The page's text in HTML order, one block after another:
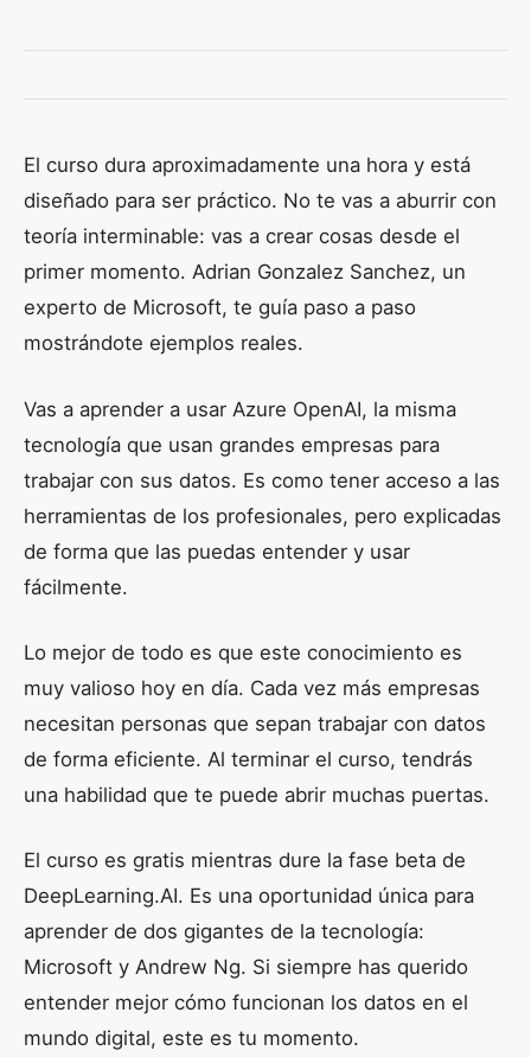
El curso dura aproximadamente una hora y está
diseñado para ser práctico. No te vas a aburrir con
teoría interminable: vas a crear cosas desde el
primer momento. Adrian Gonzalez Sanchez, un
experto de Microsoft, te guía paso a paso
mostrándote ejemplos reales.
Vas a aprender a usar Azure OpenAI, la misma
tecnología que usan grandes empresas para
trabajar con sus datos. Es como tener acceso a las
herramientas de los profesionales, pero explicadas
de forma que las puedas entender y usar
fácilmente.
Lo mejor de todo es que este conocimiento es
muy valioso hoy en día. Cada vez más empresas
necesitan personas que sepan trabajar con datos
de forma eficiente. Al terminar el curso, tendrás
una habilidad que te puede abrir muchas puertas.
El curso es gratis mientras dure la fase beta de
DeepLearning.AI. Es una oportunidad única para
aprender de dos gigantes de la tecnología:
Microsoft y Andrew Ng. Si siempre has querido
entender mejor cómo funcionan los datos en el
mundo digital, este es tu momento.